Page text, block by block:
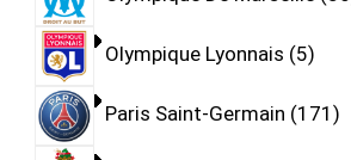
Olympique Lyonnais 5
Paris Saint-Germain 171